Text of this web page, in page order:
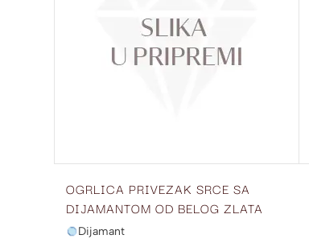
OGRLICA PRIVEZAK SRCE SA
DIJAMANTOM OD BELOG ZLATA
OPSDDM8-01
Dijamant